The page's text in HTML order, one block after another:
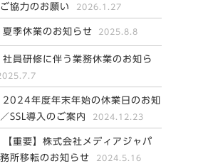
協力のお願い
2026.1.27
夏季休業のお知らせ 2025.8.8
社員研修に伴う業務休業のお知ら
2024年度年末年始の休業日のお知
SSL導入のご案内
2024.12.23
【重要】株式会社メディアジャパ
所移転のお知らせ
2024.5.16